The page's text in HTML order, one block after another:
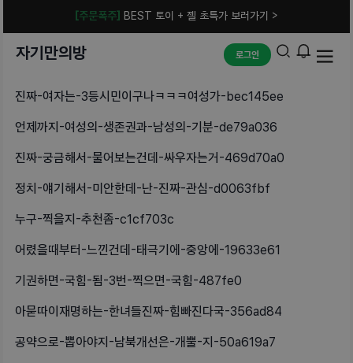
[주문폭주] BEST 토이 + 젤 초특가 보러가기 >
자기만의방 로그인
진짜-여자는-3등시민이구나ㅋㅋㅋ여성가-bec145ee
언제까지-여성의-생존권과-남성의-기분-de79a036
진짜-궁금해서-물어보는건데-싸우자는거-469d70a0
정치-얘기해서-미안한데-난-진짜-관심-d0063fbf
누구-찍을지-추천좀-c1cf703c
어렸을때부터-느낀건데-태극기에-중앙에-19633e61
기권하면-국힘-됨-3번-찍으면-국힘-487fe0
아묻따이재명하는-한녀들진짜-힘빠진다국-356ad84
공약으로-뽑아야지-남북개선은-개뿔-지-50a619a7